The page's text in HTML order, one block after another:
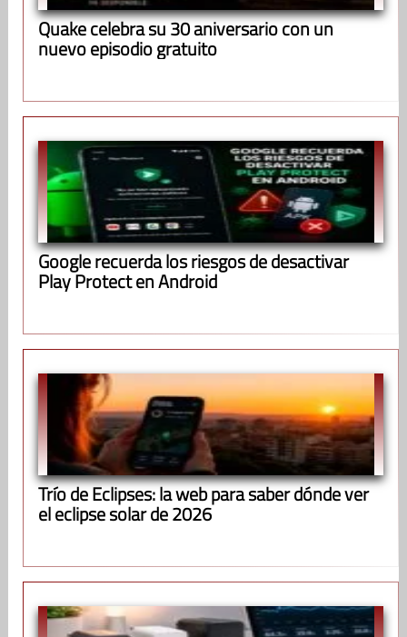
Quake celebra su 30 aniversario con un
nuevo episodio gratuito
Google recuerda los riesgos de desactivar
Play Protect en Android
Trío de Eclipses: la web para saber dónde ver
el eclipse solar de 2026